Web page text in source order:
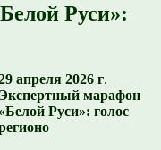
Руси»:
апреля 2026 г.
Экспертный марафон
«Белой Руси»: голос